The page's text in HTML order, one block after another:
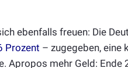
ebenfalls freuen: Die
Prozent – zugegeben, eine
Apropos mehr Geld: